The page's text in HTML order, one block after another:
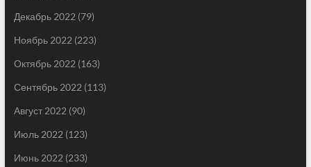
Декабрь 2022 (79)
Ноябрь 2022 (223)
Октябрь 2022 (163)
Сентябрь 2022 (113)
Август 2022 (90)
Июль 2022 (123)
Июнь 2022 (233)